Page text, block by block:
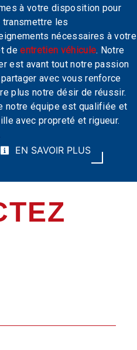
à votre disposition pour
transmettre les
nécessaires à votre
deentretien véhicule. Notre
est avant tout notre passion
avec vous renforce
plus notre désir de réussir.
notre équipe est qualifiée et
avec propreté et rigueur.
EN SAVOIR PLUS